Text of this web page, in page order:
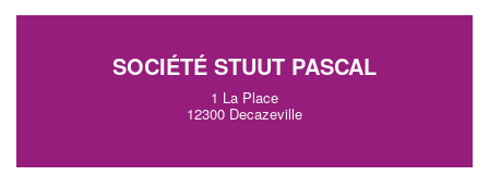
SOCIÉTÉ STUUT PASCAL
1 La Place
12300 Decazeville